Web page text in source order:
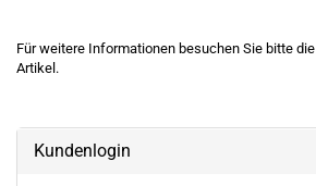
Für weitere Informationen besuchen Sie bitte die
Artikel.
Kundenlogin